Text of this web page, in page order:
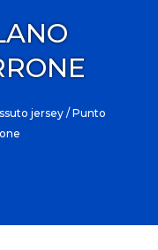
jersey/ Punto